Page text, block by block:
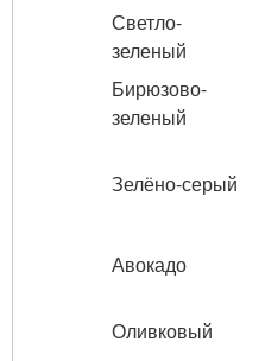
Светло-
зеленый
Бирюзово-
зеленый
Зелёно-серый
Авокадо
Оливковый